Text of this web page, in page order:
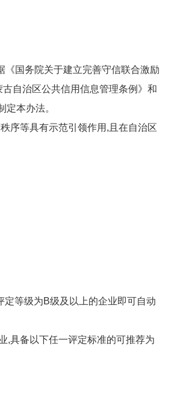
国务院关于建立完善守信联合激励
自治区公共信用信息管理条例》和
本办法。
序等具有示范引领作用,且在自治区
等级为B级及以上的企业即可自动
,具备以下任一评定标准的可推荐为